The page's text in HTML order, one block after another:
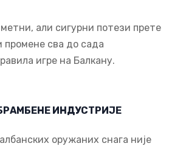
али сигурни потези прете
промене сва до сада
игре на Балкану.
ИНДУСТРИЈЕ
оружаних снага није